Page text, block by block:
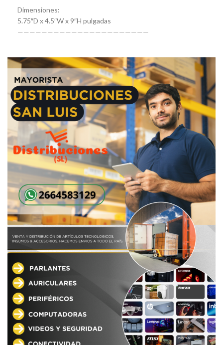
Dimensiones:
5.75″D x 4.5″W x 9″H pulgadas
——————————————————————